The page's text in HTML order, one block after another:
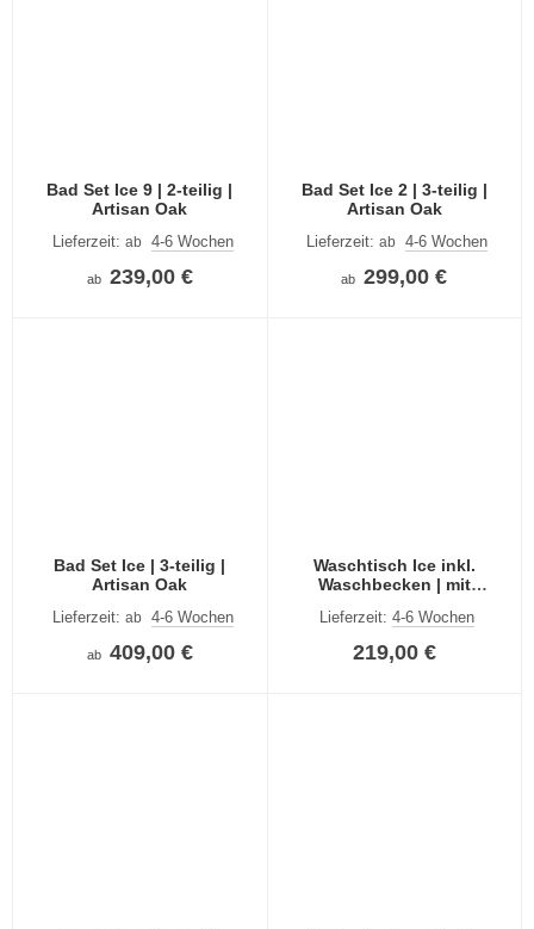
Bad Set Ice 9 | 2-teilig |
Artisan Oak
Lieferzeit: ab 4-6 Wochen
ab 239,00 €
Bad Set Ice 2 | 3-teilig |
Artisan Oak
Lieferzeit:ab 4-6 Wochen
ab 299,00 €
Bad Set Ice | 3-teilig |
Artisan Oak
Lieferzeit: ab 4-6 Wochen
ab 409,00 €
Waschtisch Ice inkl.
Waschbecken | mit
Lieferzeit:4-6 Wochen
219,00 €